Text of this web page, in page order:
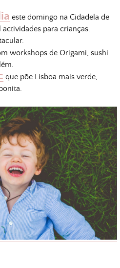
este domingo na Cidadela de
para crianças.
workshops de Origami, sushi
que põe Lisboa mais verde,